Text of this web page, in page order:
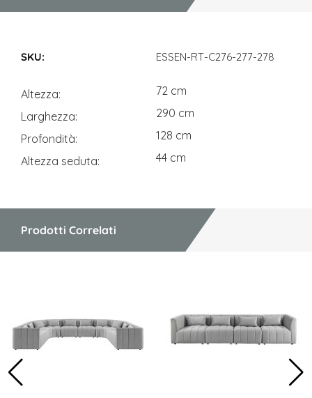
ESSEN-RT-C276-277-278
Altezza
72 cm
Larghezza
290 cm
Profondità
128 cm
Altezza seduta
44 cm
Prodotti Correlati